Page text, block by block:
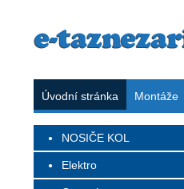
Úvodní stránka Montáže
NOSIČE KOL
Elektro